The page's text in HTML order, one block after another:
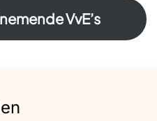
VvE’s